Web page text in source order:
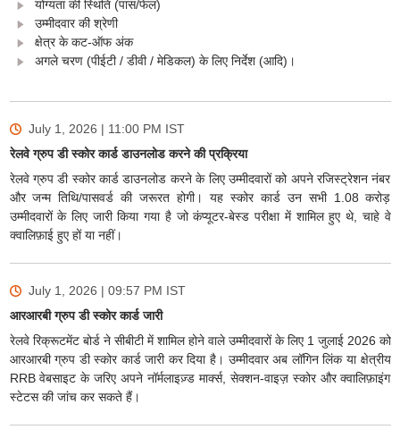
योग्यता की स्थिति (पास/फेल)
उम्मीदवार की श्रेणी
क्षेत्र के कट-ऑफ अंक
अगले चरण (पीईटी / डीवी / मेडिकल) के लिए निर्देश (आदि)।
July 1, 2026 | 11:00 PM IST
रेलवे ग्रुप डी स्कोर कार्ड डाउनलोड करने की प्रक्रिया
रेलवे ग्रुप डी स्कोर कार्ड डाउनलोड करने के लिए उम्मीदवारों को अपने रजिस्ट्रेशन नंबर
और जन्म तिथि/पासवर्ड की जरूरत होगी। यह स्कोर कार्ड उन सभी 1.08 करोड़
उम्मीदवारों के लिए जारी किया गया है जो कंप्यूटर-बेस्ड परीक्षा में शामिल हुए थे, चाहे वे
क्वालिफ़ाई हुए हों या नहीं।
July 1, 2026 | 09:57 PM IST
आरआरबी ग्रुप डी स्कोर कार्ड जारी
रेलवे रिक्रूटमेंट बोर्ड ने सीबीटी में शामिल होने वाले उम्मीदवारों के लिए 1 जुलाई 2026 को
आरआरबी ग्रुप डी स्कोर कार्ड जारी कर दिया है। उम्मीदवार अब लॉगिन लिंक या क्षेत्रीय
RRB वेबसाइट के जरिए अपने नॉर्मलाइज़्ड मार्क्स, सेक्शन-वाइज़ स्कोर और क्वालिफ़ाइंग
स्टेटस की जांच कर सकते हैं।